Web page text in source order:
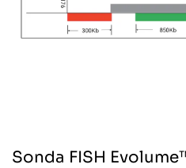
Sonda FISH